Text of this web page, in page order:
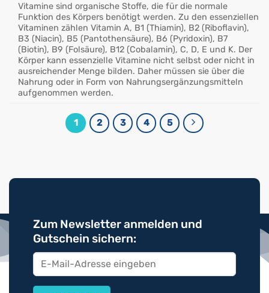
Vitamine sind organische Stoffe, die für die normale
Funktion des Körpers benötigt werden. Zu den essenziellen
Vitaminen zählen Vitamin A, B1 (Thiamin), B2 (Riboflavin),
B3 (Niacin), B5 (Pantothensäure), B6 (Pyridoxin), B7
(Biotin), B9 (Folsäure), B12 (Cobalamin), C, D, E und K. Der
Körper kann essenzielle Vitamine nicht selbst oder nicht in
ausreichender Menge bilden. Daher müssen sie über die
Nahrung oder in Form von Nahrungsergänzungsmitteln
aufgenommen werden.
1 2 3 4 5
Zum Newsletter anmelden und
Gutschein sichern: